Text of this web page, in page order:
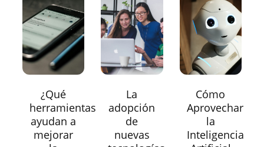
¿Qué
herramientas
ayudan a
mejorar
La
adopción
de
nuevas
Cómo
Aprovechar
la
Inteligencia